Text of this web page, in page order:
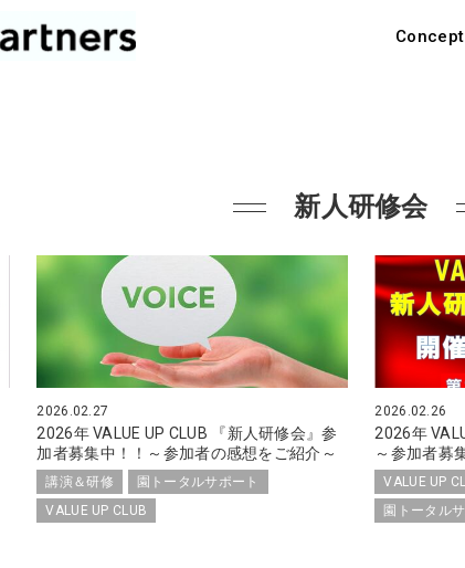
Concept
新人研修会
2026.02.27
2026年 VALUE UP CLUB 『新人研修会』参
加者募集中！！～参加者の感想をご紹介～
講演＆研修
園トータルサポート
VALUE UP CLUB
2026.02.26
2026年
～参加者募
VALUE UP
園トータル